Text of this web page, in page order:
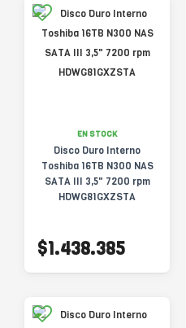
EN STOCK
Disco Duro Interno
Toshiba 16TB N300 NAS
SATA III 3,5" 7200 rpm
HDWG81GXZSTA
$1.438.385